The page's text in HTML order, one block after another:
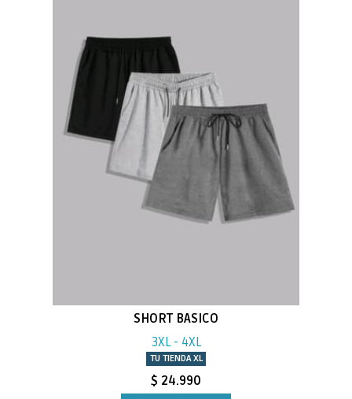
SHORT BASICO
3XL - 4XL
TU TIENDA XL
$ 24.990